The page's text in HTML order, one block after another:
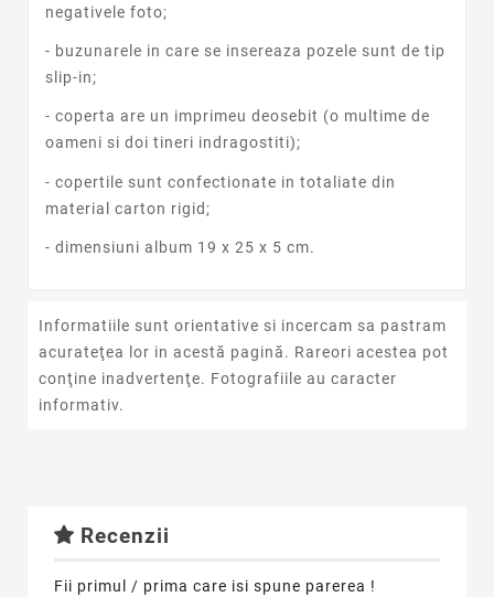
negativele foto;
- buzunarele in care se insereaza pozele sunt de tip
slip-in;
- coperta are un imprimeu deosebit (o multime de
oameni si doi tineri indragostiti);
- copertile sunt confectionate in totaliate din
material carton rigid;
- dimensiuni album 19 x 25 x 5 cm.
Informatiile sunt orientative si incercam sa pastram
acurateţea lor in acestă pagină. Rareori acestea pot
conţine inadvertenţe. Fotografiile au caracter
informativ.
Recenzii
Fii primul / prima care isi spune parerea !